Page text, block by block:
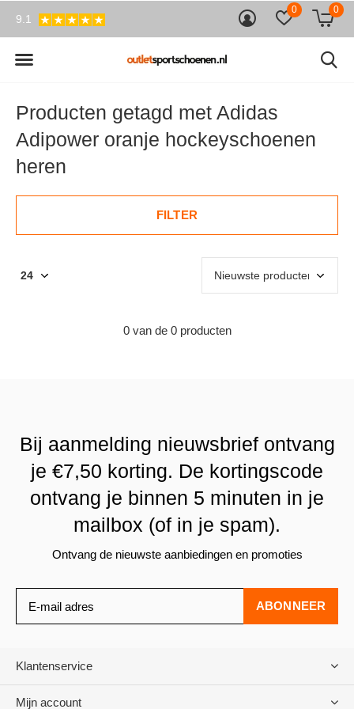
0 0
9.1
Producten getagd met Adidas
Adipower oranje hockeyschoenen
heren
FILTER
0 van de 0 producten
Bij aanmelding nieuwsbrief ontvang
je €7,50 korting. De kortingscode
ontvang je binnen 5 minuten in je
mailbox (of in je spam).
Ontvang de nieuwste aanbiedingen en promoties
ABONNEER
Klantenservice
Mijn account